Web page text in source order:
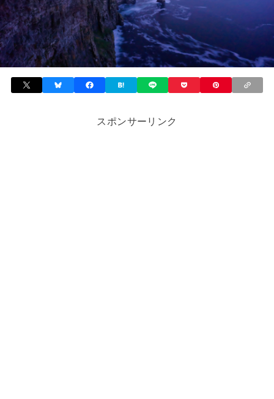
スポンサーリンク